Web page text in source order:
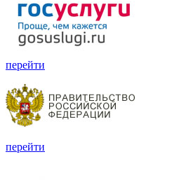
перейти
перейти